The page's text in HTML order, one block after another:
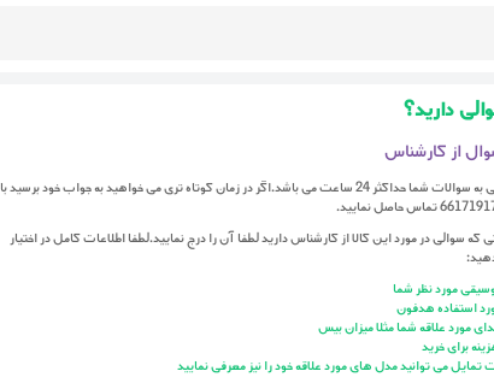
دارید؟
از کارشناس
جوابدهی به سوالات شما حداکثر 24 ساعت می باشد.اگر در زمان کوتاه تری می خواهید به جواب خود برسید با
که سوالی در مورد این کالا از کارشناس دارید لطفا آن را درج نمایید.لطفا اطلاعات کامل در اختیار
مورد نظر شما
استفاده هدفون
مورد علاقه شما مثلا میزان بیس
برای خرید
تمایل می توانید مدل های مورد علاقه خود را نیز معرفی نمایید